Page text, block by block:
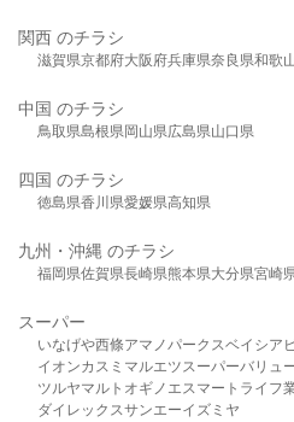
関西 のチラシ
滋賀県京都府大阪府兵庫県奈良県和歌
中国 のチラシ
鳥取県島根県岡山県広島県山口県
四国 のチラシ
徳島県香川県愛媛県高知県
九州・沖縄 のチラシ
福岡県佐賀県長崎県熊本県大分県宮崎
スーパー
いなげや西條アマノパークスベイシア
イオンカスミ マルエツスーパーバリュ
ツルヤマルト オギノ エスマート ライフ
ダイレックスサンエーイズミヤ